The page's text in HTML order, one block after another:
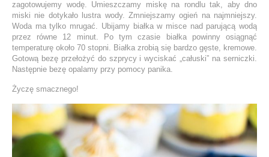
zagotowujemy wodę. Umieszczamy miskę na rondlu tak, aby dno
miski nie dotykało lustra wody. Zmniejszamy ogień na najmniejszy.
Woda ma tylko mrugać. Ubijamy białka w misce nad parującą wodą
przez równe 12 minut. Po tym czasie białka powinny osiągnąć
temperaturę około 70 stopni. Białka zrobią się bardzo gęste, kremowe.
Gotową bezę przełożyć do szprycy i wyciskać „całuski” na serniczki.
Następnie bezę opalamy przy pomocy panika.
Życzę smacznego!